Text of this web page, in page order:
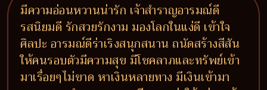
มีความอ่อนหวานน่ารัก เจ้าสำราญอารมณ์ดี
รสนิยมดี รักสวยรักงาม มองโลกในแง่ดี เข้าใจ
ศิลปะ อารมณ์ดีร่าเริงสนุกสนาน ถนัดสร้างสีสัน
ให้คนรอบตัวมีความสุข มีโชคลาภและทรัพย์เข้า
มาเรื่อยๆไม่ขาด หาเงินหลายทาง มีเงินเข้ามา